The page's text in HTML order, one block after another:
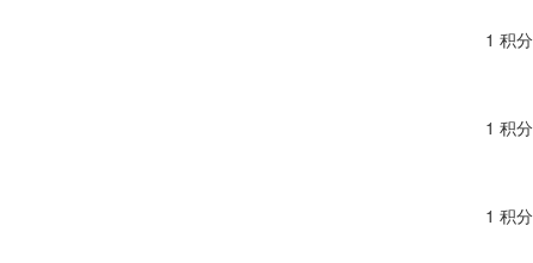
1 积分
1 积分
1 积分